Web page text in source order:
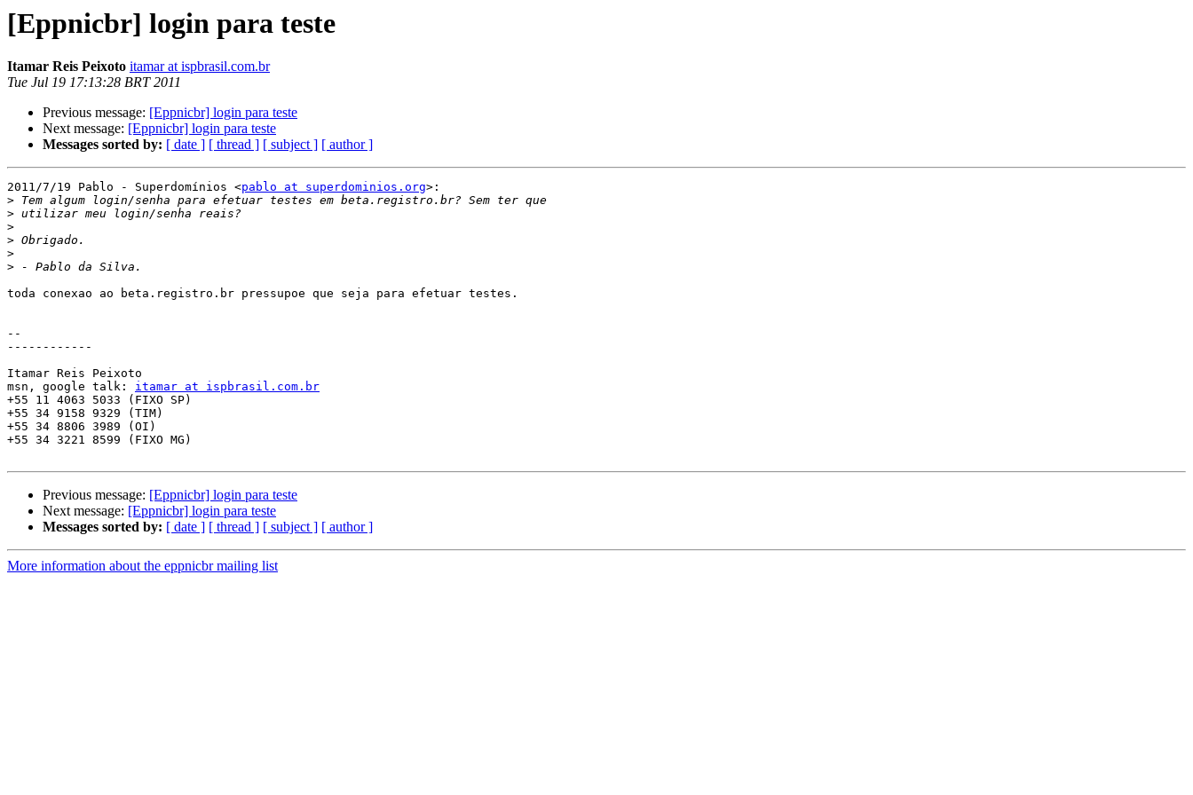
[Eppnicbr] login para teste
Itamar Reis Peixoto itamar at ispbrasil.com.br
Tue Jul 19 17:13:28 BRT 2011
Previous message: [Eppnicbr] login para teste
Next message: [Eppnicbr] login para teste
Messages sorted by: [ date ] [ thread ] [ subject ] [ author ]
2011/7/19 Pablo - Superdomínios <pablo at superdominios.org>:
>
>
>
>
>
>
toda conexao ao beta.registro.br pressupoe que seja para efetuar testes.
--
------------
Itamar Reis Peixoto
msn, google talk: itamar at ispbrasil.com.br
+55 11 4063 5033 (FIXO SP)
+55 34 9158 9329 (TIM)
+55 34 8806 3989 (OI)
+55 34 3221 8599 (FIXO MG)
Previous message: [Eppnicbr] login para teste
Next message: [Eppnicbr] login para teste
Messages sorted by: [ date ] [ thread ] [ subject ] [ author ]
More information about the eppnicbr mailing list